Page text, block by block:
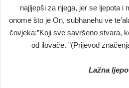
najljepši za njega, jer se ljepota i
onome što je On, subhanehu ve
čovjeka:”Koji sve savršeno stvara,
od ilovače. ”(Prijevod
Lažna